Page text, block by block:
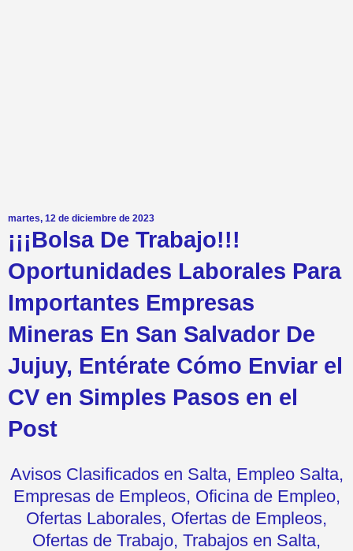
martes, 12 de diciembre de 2023
¡¡¡Bolsa De Trabajo!!!
Oportunidades Laborales Para
Importantes Empresas
Mineras En San Salvador De
Jujuy, Entérate Cómo Enviar el
CV en Simples Pasos en el
Post
Avisos Clasificados en Salta, Empleo Salta,
Empresas de Empleos, Oficina de Empleo,
Ofertas Laborales, Ofertas de Empleos,
Ofertas de Trabajo, Trabajos en Salta,